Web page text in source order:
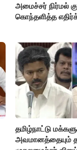
அமைச்சர் நிர்மல்
கொந்தளித்த
தமிழ்நாட்டு
அவமானத்தையும்